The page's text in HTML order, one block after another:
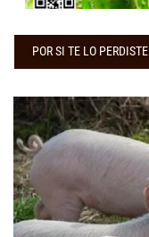
POR SI TE LO PERDISTE